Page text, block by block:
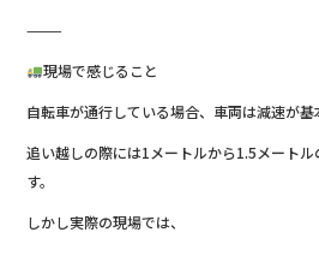
⸻
現場で感じること
自転車が通行している場合、車両は減速が基
追い越しの際には1メートルから1.5メート
す。
しかし実際の現場では、